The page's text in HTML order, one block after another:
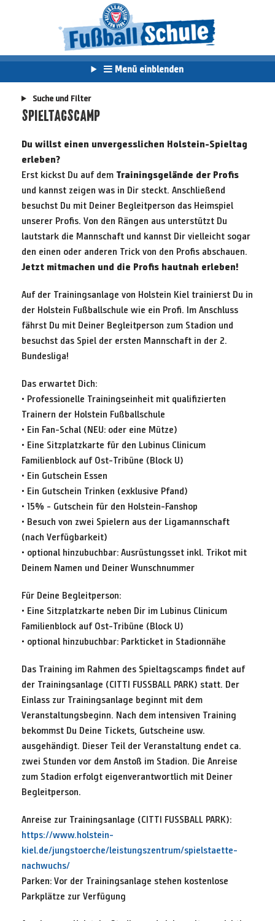
Menü einblenden
Suche und Filter
SPIELTAGSCAMP
Du willst einen unvergesslichen Holstein-Spieltag
erleben?
Erst kickst Du auf dem Trainingsgelände der Profis
und kannst zeigen was in Dir steckt. Anschließend
besuchst Du mit Deiner Begleitperson das Heimspiel
unserer Profis. Von den Rängen aus unterstützt Du
lautstark die Mannschaft und kannst Dir vielleicht sogar
den einen oder anderen Trick von den Profis abschauen.
Jetzt mitmachen und die Profis hautnah erleben!
Auf der Trainingsanlage von Holstein Kiel trainierst Du in
der Holstein Fußballschule wie ein Profi. Im Anschluss
fährst Du mit Deiner Begleitperson zum Stadion und
besuchst das Spiel der ersten Mannschaft in der 2.
Bundesliga!
Das erwartet Dich:
• Professionelle Trainingseinheit mit qualifizierten
Trainern der Holstein Fußballschule
• Ein Fan-Schal (NEU: oder eine Mütze)
• Eine Sitzplatzkarte für den Lubinus Clinicum
Familienblock auf Ost-Tribüne (Block U)
• Ein Gutschein Essen
• Ein Gutschein Trinken (exklusive Pfand)
• 15% - Gutschein für den Holstein-Fanshop
• Besuch von zwei Spielern aus der Ligamannschaft
(nach Verfügbarkeit)
• optional hinzubuchbar: Ausrüstungsset inkl. Trikot mit
Deinem Namen und Deiner Wunschnummer
Für Deine Begleitperson:
• Eine Sitzplatzkarte neben Dir im Lubinus Clinicum
Familienblock auf Ost-Tribüne (Block U)
• optional hinzubuchbar: Parkticket in Stadionnähe
Das Training im Rahmen des Spieltagscamps findet auf
der Trainingsanlage (CITTI FUSSBALL PARK) statt. Der
Einlass zur Trainingsanlage beginnt mit dem
Veranstaltungsbeginn. Nach dem intensiven Training
bekommst Du Deine Tickets, Gutscheine usw.
ausgehändigt. Dieser Teil der Veranstaltung endet ca.
zwei Stunden vor dem Anstoß im Stadion. Die Anreise
zum Stadion erfolgt eigenverantwortlich mit Deiner
Begleitperson.
Anreise zur Trainingsanlage (CITTI FUSSBALL PARK):
https://www.holstein-
kiel.de/jungstoerche/leistungszentrum/spielstaette-
nachwuchs/
Parken: Vor der Trainingsanlage stehen kostenlose
Parkplätze zur Verfügung